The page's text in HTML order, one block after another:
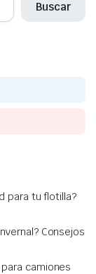
Buscar
para tu flotilla?
Consejos
camiones